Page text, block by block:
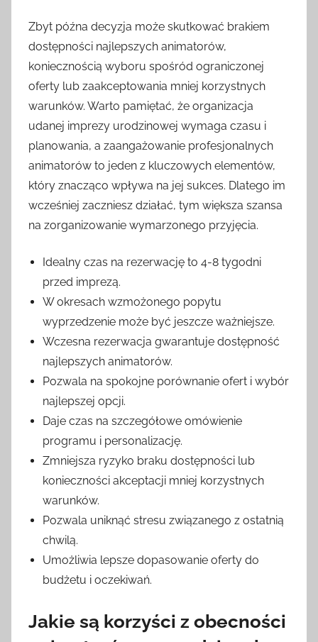
Zbyt późna decyzja może skutkować brakiem
dostępności najlepszych animatorów,
koniecznością wyboru spośród ograniczonej
oferty lub zaakceptowania mniej korzystnych
warunków. Warto pamiętać, że organizacja
udanej imprezy urodzinowej wymaga czasu i
planowania, a zaangażowanie profesjonalnych
animatorów to jeden z kluczowych elementów,
który znacząco wpływa na jej sukces. Dlatego im
wcześniej zaczniesz działać, tym większa szansa
na zorganizowanie wymarzonego przyjęcia.
Idealny czas na rezerwację to 4-8 tygodni
przed imprezą.
W okresach wzmożonego popytu
wyprzedzenie może być jeszcze ważniejsze.
Wczesna rezerwacja gwarantuje dostępność
najlepszych animatorów.
Pozwala na spokojne porównanie ofert i wybór
najlepszej opcji.
Daje czas na szczegółowe omówienie
programu i personalizację.
Zmniejsza ryzyko braku dostępności lub
konieczności akceptacji mniej korzystnych
warunków.
Pozwala uniknąć stresu związanego z ostatnią
chwilą.
Umożliwia lepsze dopasowanie oferty do
budżetu i oczekiwań.
Jakie są korzyści z obecności